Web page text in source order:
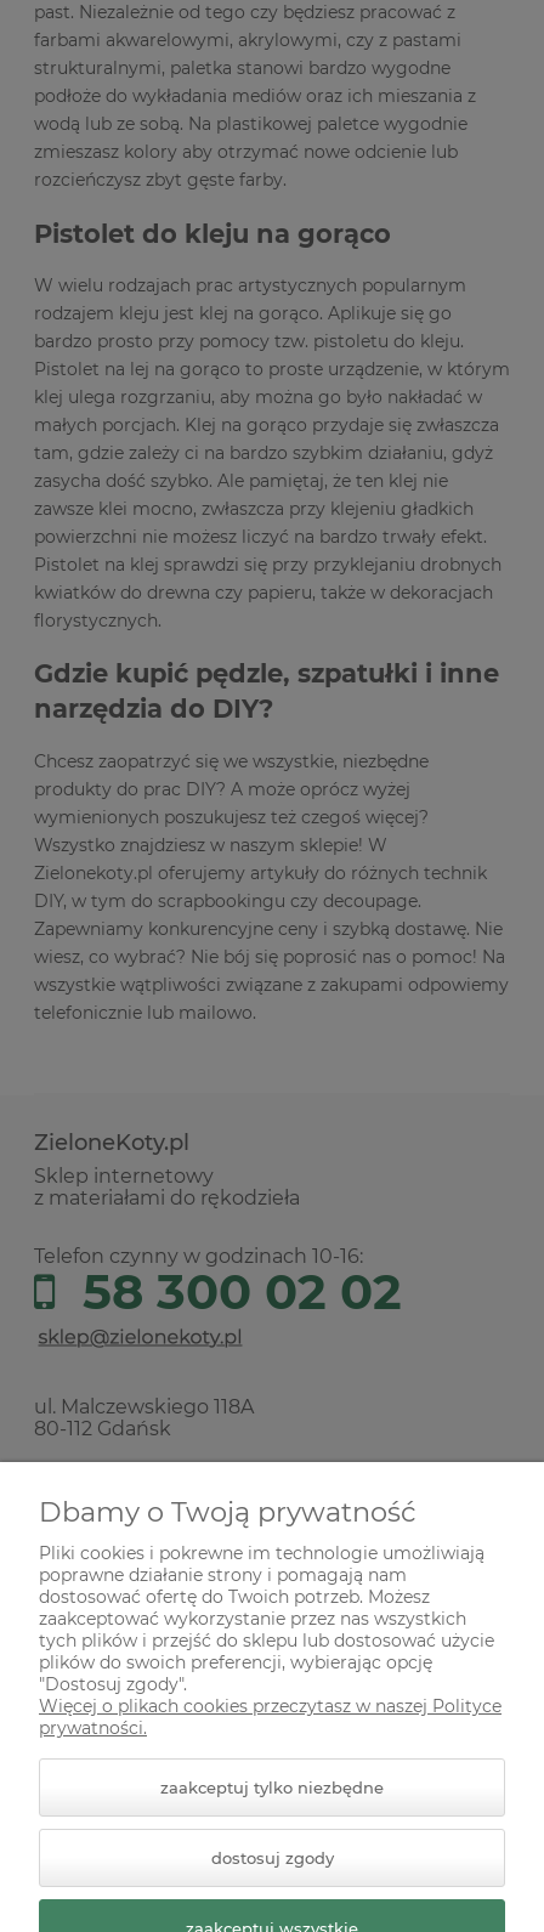
past. Niezależnie od tego czy będziesz pracować z
farbami akwarelowymi, akrylowymi, czy z pastami
strukturalnymi, paletka stanowi bardzo wygodne
podłoże do wykładania mediów oraz ich mieszania z
wodą lub ze sobą. Na plastikowej paletce wygodnie
zmieszasz kolory aby otrzymać nowe odcienie lub
rozcieńczysz zbyt gęste farby.
Pistolet do kleju na gorąco
W wielu rodzajach prac artystycznych popularnym
rodzajem kleju jest klej na gorąco. Aplikuje się go
bardzo prosto przy pomocy tzw. pistoletu do kleju.
Pistolet na lej na gorąco to proste urządzenie, w którym
klej ulega rozgrzaniu, aby można go było nakładać w
małych porcjach. Klej na gorąco przydaje się zwłaszcza
tam, gdzie zależy ci na bardzo szybkim działaniu, gdyż
zasycha dość szybko. Ale pamiętaj, że ten klej nie
zawsze klei mocno, zwłaszcza przy klejeniu gładkich
powierzchni nie możesz liczyć na bardzo trwały efekt.
Pistolet na klej sprawdzi się przy przyklejaniu drobnych
kwiatków do drewna czy papieru, także w dekoracjach
florystycznych.
Gdzie kupić pędzle, szpatułki i inne
narzędzia do DIY?
Chcesz zaopatrzyć się we wszystkie, niezbędne
produkty do prac DIY? A może oprócz wyżej
wymienionych poszukujesz też czegoś więcej?
Wszystko znajdziesz w naszym sklepie! W
Zielonekoty.pl oferujemy artykuły do różnych technik
DIY, w tym do scrapbookingu czy decoupage.
Zapewniamy konkurencyjne ceny i szybką dostawę. Nie
wiesz, co wybrać? Nie bój się poprosić nas o pomoc! Na
wszystkie wątpliwości związane z zakupami odpowiemy
telefonicznie lub mailowo.
ZieloneKoty.pl
Sklep internetowy
z materiałami do rękodzieła
Telefon czynny w godzinach 10-16:
58 300 02 02
ul. Malczewskiego 118A
80-112 Gdańsk
SKŁADANIE ZAMÓWIEŃ
INFORMACJE
ODWIEDŹ NAS NA
Dbamy o Twoją prywatność
Pliki cookies i pokrewne im technologie umożliwiają
poprawne działanie strony i pomagają nam
dostosować ofertę do Twoich potrzeb. Możesz
zaakceptować wykorzystanie przez nas wszystkich
tych plików i przejść do sklepu lub dostosować użycie
plików do swoich preferencji, wybierając opcję
"Dostosuj zgody".
Więcej o plikach cookies przeczytasz w naszej Polityce
prywatności.
zaakceptuj tylko niezbędne
dostosuj zgody
zaakceptuj wszystkie